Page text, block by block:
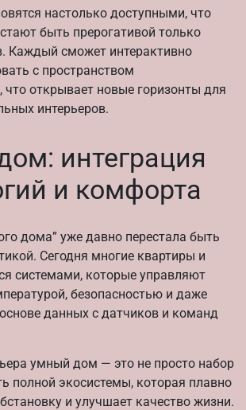
настолько доступными, что
быть прерогативой только
Каждый сможет интерактивно
с пространством
что открывает новые горизонты для
интерьеров.
интеграция
и комфорта
дома” уже давно перестала быть
Сегодня многие квартиры и
системами, которые управляют
безопасностью и даже
данных с датчиков и команд
умный дом — это не просто набор
полной экосистемы, которая плавно
и улучшает качество жизни.